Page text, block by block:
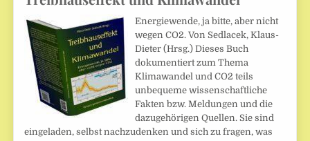
Energiewende, ja bitte, aber nicht
wegen CO2. Von Sedlacek, Klaus-
Dieter (Hrsg.) Dieses Buch
dokumentiert zum Thema
Klimawandel und CO2 teils
unbequeme wissenschaftliche
Fakten bzw. Meldungen und die
dazugehörigen Quellen. Sie sind
eingeladen, selbst nachzudenken und sich zu fragen, was